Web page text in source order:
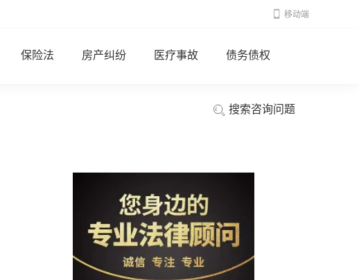
移动端
保险法 房产纠纷 医疗事故 债务债权
搜索咨询问题